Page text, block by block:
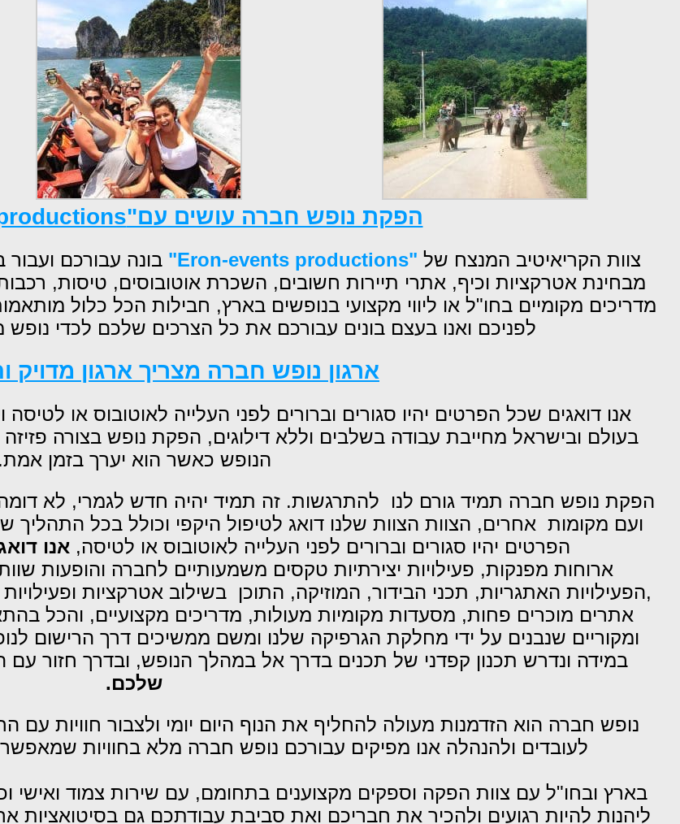
הפקת נופש חברה עושים עם"
צוות הקריאיטיב המנצח של "Eron-events
productions" בונה עבורכם
מבחינת אטרקציות וכיף, אתרי תיירות חשובים, השכרת אוטובוסים, טיסות,
מדריכים מקומיים בחו"ל או ליווי מקצועי בנופשים בארץ, חבילות הכל כלול
לפניכם ואנו בעצם בונים עבורכם את כל הצרכים שלכם לכדי
ארגון נופש חברה מצריך ארגון מדויק
אנו דואגים שכל הפרטים יהיו סגורים וברורים לפני העלייה לאוטובוס או לטיסה
בעולם ובישראל מחייבת עבודה בשלבים וללא דילוגים, הפקת נופש בצורה
הנופש כאשר הוא יערך בזמן אמת.
הפקת נופש חברה תמיד גורם לנו להתרגשות. זה תמיד יהיה חדש לגמרי, לא
ועם מקומות אחרים, הצוות הצוות שלנו דואג לטיפול היקפי וכולל בכל
הפרטים יהיו סגורים וברורים לפני העלייה לאוטובוס או לטיסה, אנו
ארוחות מפנקות, פעילויות יצירתיות טקסים משמעותיים לחברה והופעות
,הפעילויות האתגריות, תכני הבידור, המוזיקה, התוכן בשילוב אטרקציות
אתרים מוכרים פחות, מסעדות מקומיות מעולות, מדריכים מקצועיים, והכל
ומקוריים שנבנים על ידי מחלקת הגרפיקה שלנו ומשם ממשיכים דרך הרישום
במידה ונדרש תכנון קפדני של תכנים בדרך אל במהלך הנופש, ובדרך חזור עם
שלכם.
נופש חברה הוא הזדמנות מעולה להחליף את הנוף היום יומי ולצבור חוויות
לעובדים ולהנהלה אנו מפיקים עבורכם נופש חברה מלא בחוויות
בארץ ובחו"ל עם צוות הפקה וספקים מקצוענים בתחומם, עם שירות צמוד
ליהנות להיות רגועים ולהכיר את חבריכם ואת סביבת עבודתכם גם